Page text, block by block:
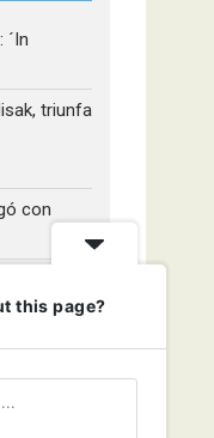
´In
triunfa
con
hizo
lee y
‘Y
this page?